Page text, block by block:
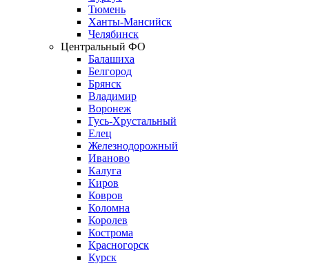
Тюмень
Ханты-Мансийск
Челябинск
Центральный ФО
Балашиха
Белгород
Брянск
Владимир
Воронеж
Гусь-Хрустальный
Елец
Железнодорожный
Иваново
Калуга
Киров
Ковров
Коломна
Королев
Кострома
Красногорск
Курск